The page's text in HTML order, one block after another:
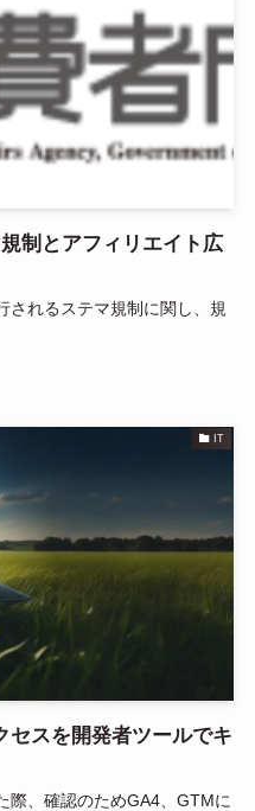
制とアフィリエイト広
されるステマ規制に関し、規
IT
セスを開発者ツールでキ
際、確認のためGA4、GTMに